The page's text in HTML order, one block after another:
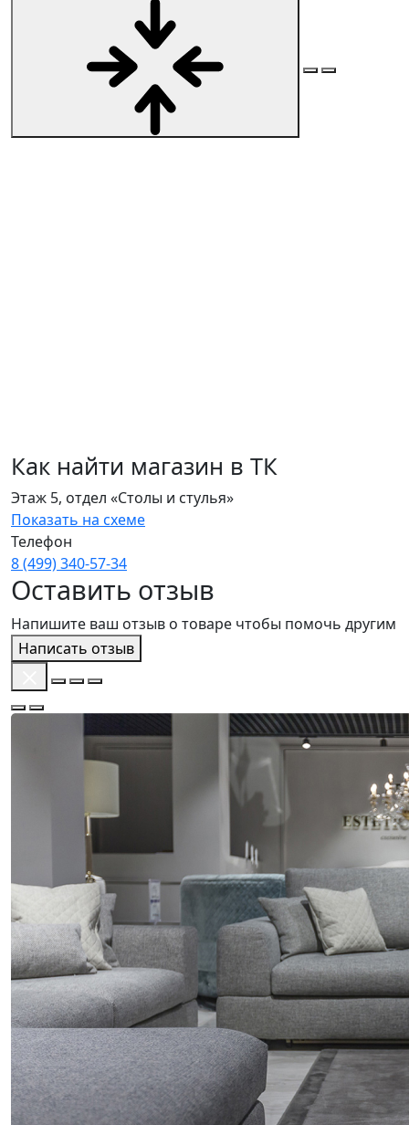
Как найти магазин в ТК
Этаж 5, отдел «Столы и стулья»
Показать на схеме
Телефон
8 (499) 340‑57‑34
Оставить отзыв
Напишите ваш отзыв о товаре чтобы помочь другим
Написать отзыв